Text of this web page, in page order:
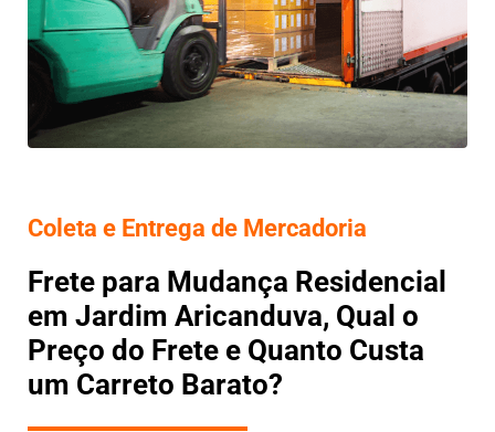
Coleta e Entrega de Mercadoria
Frete para Mudança Residencial
em Jardim Aricanduva, Qual o
Preço do Frete e Quanto Custa
um Carreto Barato?